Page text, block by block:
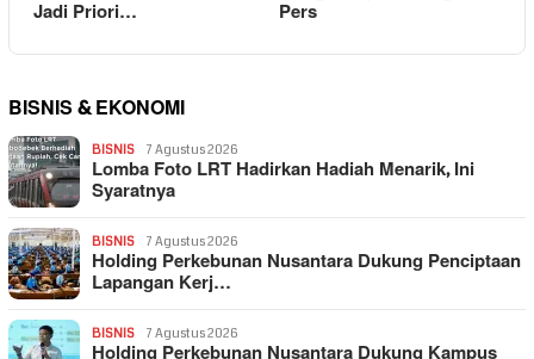
Jadi Priori… Pers
BISNIS & EKONOMI
BISNIS 7 Agustus 2026
Lomba Foto LRT Hadirkan Hadiah Menarik, Ini
Syaratnya
BISNIS 7 Agustus 2026
Holding Perkebunan Nusantara Dukung Penciptaan
Lapangan Kerj…
BISNIS 7 Agustus 2026